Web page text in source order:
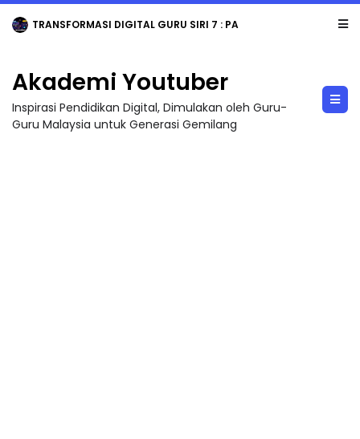
TRANSFORMASI DIGITAL GURU SIRI 7 : PAHLAWAN DIGITAL PENYELAMAT DUNIA
Akademi Youtuber
Inspirasi Pendidikan Digital, Dimulakan oleh Guru-
Guru Malaysia untuk Generasi Gemilang